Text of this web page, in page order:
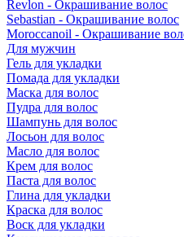
Revlon - Окрашивание волос
Sebastian - Окрашивание волос
Moroccanoil - Окрашивание
Для мужчин
Гель для укладки
Помада для укладки
Маска для волос
Пудра для волос
Шампунь для волос
Лосьон для волос
Масло для волос
Крем для волос
Паста для волос
Глина для укладки
Краска для волос
Воск для укладки